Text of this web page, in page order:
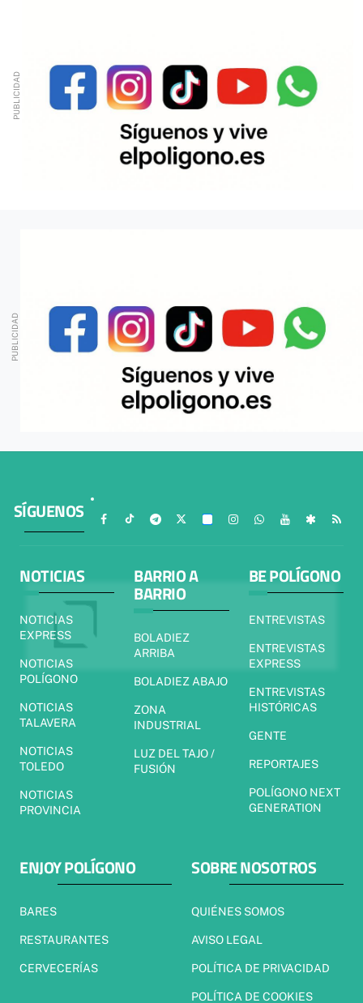
SÍGUENOS
NOTICIAS
NOTICIAS
EXPRESS
NOTICIAS
POLÍGONO
NOTICIAS
TALAVERA
NOTICIAS
TOLEDO
NOTICIAS
PROVINCIA
BARRIO A
BARRIO
BOLADIEZ
ARRIBA
BOLADIEZ ABAJO
ZONA
INDUSTRIAL
LUZ DEL TAJO /
FUSIÓN
BE POLÍGONO
ENTREVISTAS
ENTREVISTAS
EXPRESS
ENTREVISTAS
HISTÓRICAS
GENTE
REPORTAJES
POLÍGONO NEXT
GENERATION
ENJOY POLÍGONO
BARES
RESTAURANTES
CERVECERÍAS
SOBRE NOSOTROS
QUIÉNES SOMOS
AVISO LEGAL
POLÍTICA DE PRIVACIDAD
POLÍTICA DE COOKIES